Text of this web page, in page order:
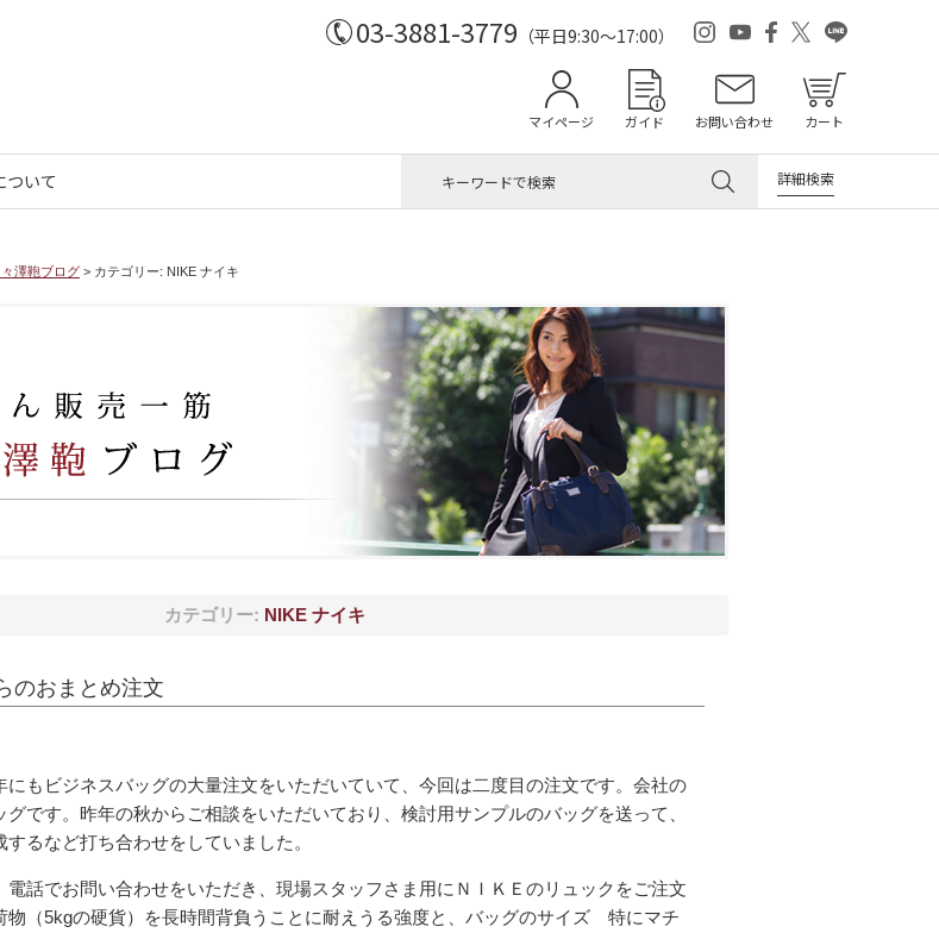
03-3881-3779 （平日9:30～17:00）
マイページ ガイド お問い合わせ カート
ついて 詳細検索
澤鞄ブログ > カテゴリー: NIKE ナイキ
カテゴリー: NIKE ナイキ
のおまとめ注文
にもビジネスバッグの大量注文をいただいていて、今回は二度目の注文です。会社の
です。昨年の秋からご相談をいただいており、検討用サンプルのバッグを送って、
るなど打ち合わせをしていました。
電話でお問い合わせをいただき、現場スタッフさま用にＮＩＫＥのリュックをご注文
物（5kgの硬貨）を長時間背負うことに耐えうる強度と、バッグのサイズ 特にマチ